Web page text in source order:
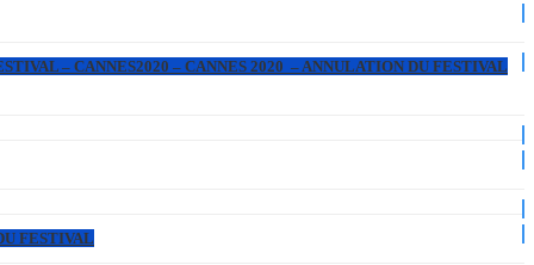
– CANNES2020 – CANNES 2020 – ANNULATION DU FESTIVAL
FESTIVAL